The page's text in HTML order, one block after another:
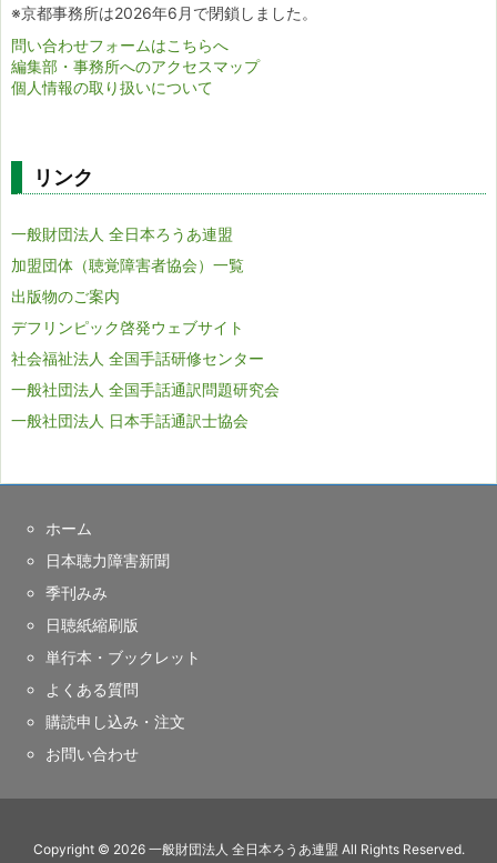
※京都事務所は2026年6月で閉鎖しました。
問い合わせフォームはこちらへ
編集部・事務所へのアクセスマップ
個人情報の取り扱いについて
リンク
一般財団法人 全日本ろうあ連盟
加盟団体（聴覚障害者協会）一覧
出版物のご案内
デフリンピック啓発ウェブサイト
社会福祉法人 全国手話研修センター
一般社団法人 全国手話通訳問題研究会
一般社団法人 日本手話通訳士協会
ホーム
日本聴力障害新聞
季刊みみ
日聴紙縮刷版
単行本・ブックレット
よくある質問
購読申し込み・注文
お問い合わせ
Copyright © 2026 一般財団法人 全日本ろうあ連盟 All Rights Reserved.